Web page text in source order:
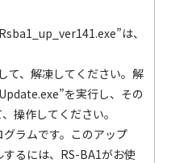
は、
て、解凍してください。解
を実行し、その
操作してください。
ラムです。このアップ
るには、RS-BA1がお使